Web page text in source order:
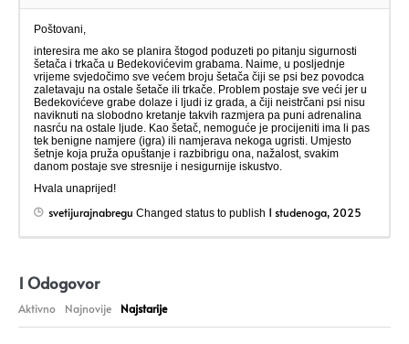
Poštovani,
interesira me ako se planira štogod poduzeti po pitanju sigurnosti
šetača i trkača u Bedekovićevim grabama. Naime, u posljednje
vrijeme svjedočimo sve većem broju šetača čiji se psi bez povodca
zaletavaju na ostale šetače ili trkače. Problem postaje sve veći jer u
Bedekovićeve grabe dolaze i ljudi iz grada, a čiji neistrčani psi nisu
naviknuti na slobodno kretanje takvih razmjera pa puni adrenalina
nasrću na ostale ljude. Kao šetač, nemoguće je procijeniti ima li pas
tek benigne namjere (igra) ili namjerava nekoga ugristi. Umjesto
šetnje koja pruža opuštanje i razbibrigu ona, nažalost, svakim
danom postaje sve stresnije i nesigurnije iskustvo.
Hvala unaprijed!
svetijurajnabregu Changed status to publish 1 studenoga, 2025
1 Odogovor
Aktivno Najnovije Najstarije